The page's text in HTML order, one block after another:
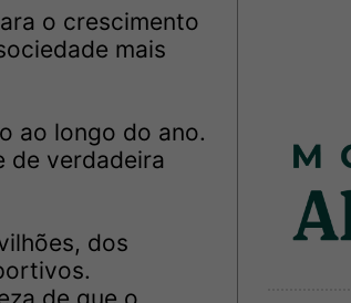
o crescimento
mais
ao longo do ano.
de verdadeira
dos